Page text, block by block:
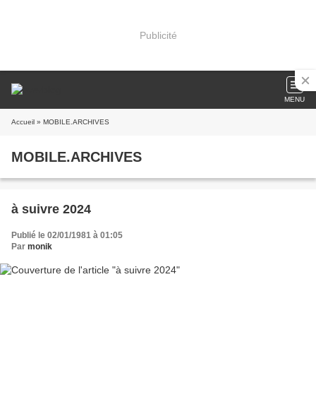
Publicité
MENU
Accueil » MOBILE.ARCHIVES
MOBILE.ARCHIVES
à suivre 2024
Publié le 02/01/1981 à 01:05
Par monik